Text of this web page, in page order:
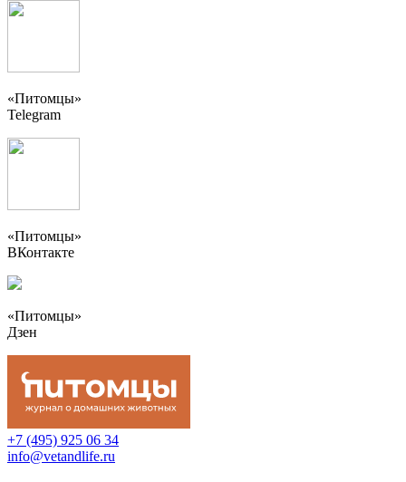
«Питомцы»
Telegram
«Питомцы»
ВКонтакте
«Питомцы»
Дзен
+7 (495) 925 06 34
info@vetandlife.ru